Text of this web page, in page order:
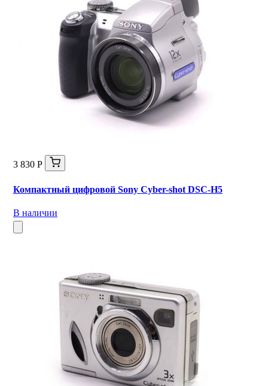
3 830 Р
Компактный цифровой Sony Cyber-shot DSC-H5
В наличии